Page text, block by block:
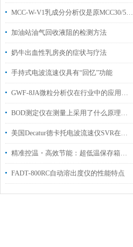
MCC-W-V1乳成分分析仪是原MCC30/50SEC升级版
加油站油气回收液阻的检测方法
奶牛出血性乳房炎的症状与疗法
手持式电波流速仪具有“回忆”功能
GWF-8JA微粒分析仪在行业中的应用及突出特点
BOD测定仪在测量上采用了什么原理你清楚吗？
美国Decatur德卡托电波流速仪SVR在应急测量中发挥的作用
精准控温・高效节能：超低温保存箱赋能化工与科研低温存储
FADT-800RC自动溶出度仪的性能特点